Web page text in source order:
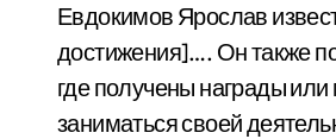
Евдокимов Ярослав
достижения]…. Он также
где получены награды
заниматься своей